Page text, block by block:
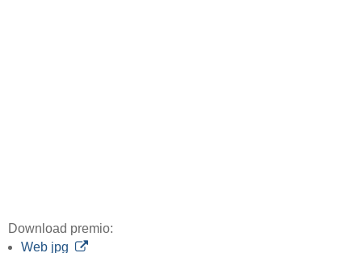
grande portale di test per comprensori sciistici al mondo, nella
categoria“Snowpark”